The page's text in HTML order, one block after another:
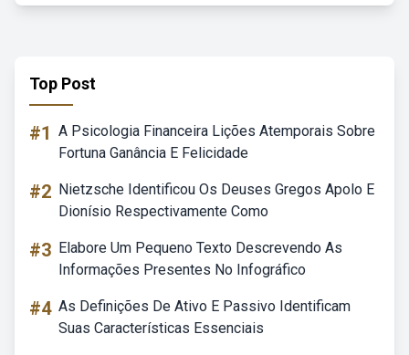
Top Post
#1 A Psicologia Financeira Lições Atemporais Sobre
Fortuna Ganância E Felicidade
#2 Nietzsche Identificou Os Deuses Gregos Apolo E
Dionísio Respectivamente Como
#3 Elabore Um Pequeno Texto Descrevendo As
Informações Presentes No Infográfico
#4 As Definições De Ativo E Passivo Identificam
Suas Características Essenciais